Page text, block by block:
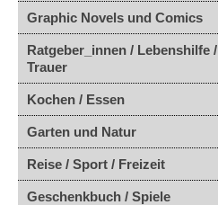
Graphic Novels und Comics
Ratgeber_innen / Lebenshilfe /
Trauer
Kochen / Essen
Garten und Natur
Reise / Sport / Freizeit
Geschenkbuch / Spiele